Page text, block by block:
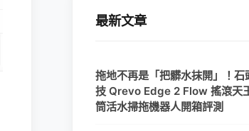
最新文章
拖地不再是「把髒水抹開」！石
技 Qrevo Edge 2 Flow 搖滾天
筒活水掃拖機器人開箱評測